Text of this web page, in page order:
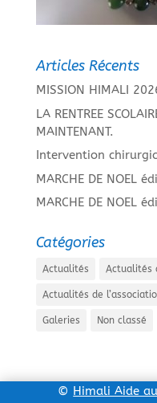
Articles Récents
MISSION HIMALI
LA RENTREE
MAINTENANT.
Intervention
MARCHE DE NOEL
MARCHE DE NOEL
Catégories
Actualités Actualités
Actualités de
Galeries Non classé
© Himali Aide